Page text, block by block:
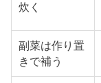
炊く
副菜は作り置
きで補う